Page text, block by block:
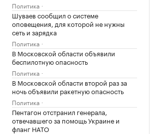
Политика
Шуваев сообщил о системе
оповещения, для которой не нужны
сеть и зарядка
Политика
В Московской области объявили
беспилотную опасность
Политика
В Московской области второй раз за
ночь объявили ракетную опасность
Политика
Пентагон отстранил генерала,
отвечавшего за помощь Украине и
фланг НАТО